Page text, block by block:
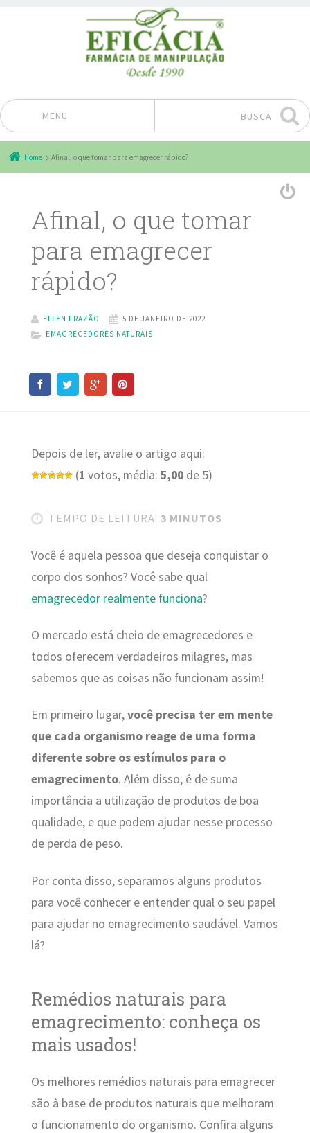
MENU
Pular para o conteúdo
BUSCA
Home Afinal, o que tomar para emagrecer rápido?
Afinal, o que tomar
para emagrecer
rápido?
ELLEN FRAZÃO
5 DE JANEIRO DE 2022
EMAGRECEDORES NATURAIS
Depois de ler, avalie o artigo aqui:
(1 votos, média: 5,00de 5)
TEMPO DE LEITURA: 3 MINUTOS
Você é aquela pessoa que deseja conquistar o
corpo dos sonhos? Você sabe qual
emagrecedor realmente funciona?
O mercado está cheio de emagrecedores e
todos oferecem verdadeiros milagres, mas
sabemos que as coisas não funcionam assim!
Em primeiro lugar,você precisa ter em mente
que cada organismo reage de uma forma
diferente sobre os estímulos para o
emagrecimento. Além disso, é de suma
importância a utilização de produtos de boa
qualidade, e que podem ajudar nesse processo
de perda de peso.
Por conta disso, separamos alguns produtos
para você conhecer e entender qual o seu papel
para ajudar no emagrecimento saudável. Vamos
lá?
Remédios naturais para
emagrecimento: conheça os
mais usados!
Os melhores remédios naturais para emagrecer
são à base de produtos naturais que melhoram
o funcionamento do organismo. Confira alguns